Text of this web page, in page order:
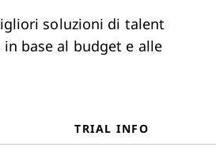
soluzioni di talent
base al budget e alle
TRIAL INFO